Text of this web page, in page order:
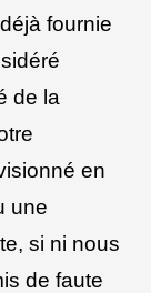
fournie
de la
en
une
si ni nous
de faute